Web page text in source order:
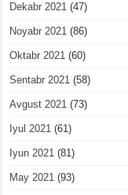
Dekabr 2021 (47)
Noyabr 2021 (86)
Oktabr 2021 (60)
Sentabr 2021 (58)
Avgust 2021 (73)
Iyul 2021 (61)
Iyun 2021 (81)
May 2021 (93)